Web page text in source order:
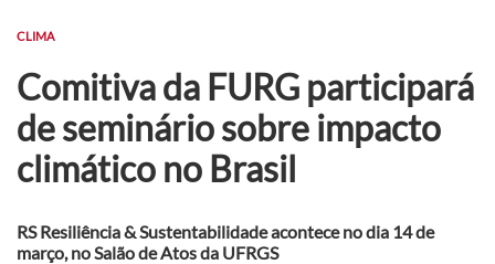
CLIMA
Comitiva da FURG participará
de seminário sobre impacto
climático no Brasil
RS Resiliência & Sustentabilidade acontece no dia 14 de
março, no Salão de Atos da UFRGS